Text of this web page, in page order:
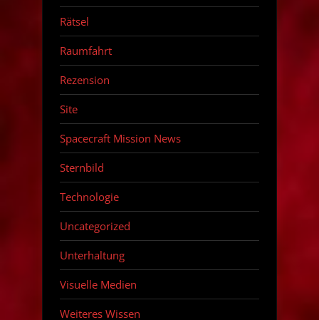
Rätsel
Raumfahrt
Rezension
Site
Spacecraft Mission News
Sternbild
Technologie
Uncategorized
Unterhaltung
Visuelle Medien
Weiteres Wissen